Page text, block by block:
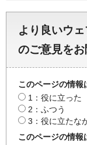
より良いウ
のご意見を
このページの情報
1：役に立った
2：ふつう
3：役に立たな
このページの情報